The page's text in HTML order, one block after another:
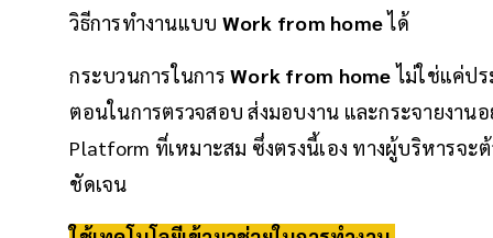
วิธีการทำงานแบบ Work from homeได้
กระบวนการในการWork from home ไม่ใช่แค่ป
ตอนในการตรวจสอบ ส่งมอบงาน และกระจายงาน
Platform ที่เหมาะสม ซึ่งตรงนี้เอง ทางผู้บริหารจะ
ชัดเจน